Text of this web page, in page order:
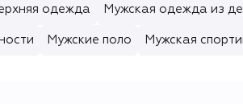
одежда Мужская одежда из
Мужские поло Мужская